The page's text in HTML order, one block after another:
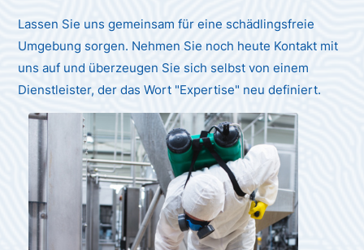
Lassen Sie uns gemeinsam für eine schädlingsfreie
Umgebung sorgen. Nehmen Sie noch heute Kontakt mit
uns auf und überzeugen Sie sich selbst von einem
Dienstleister, der das Wort "Expertise" neu definiert.